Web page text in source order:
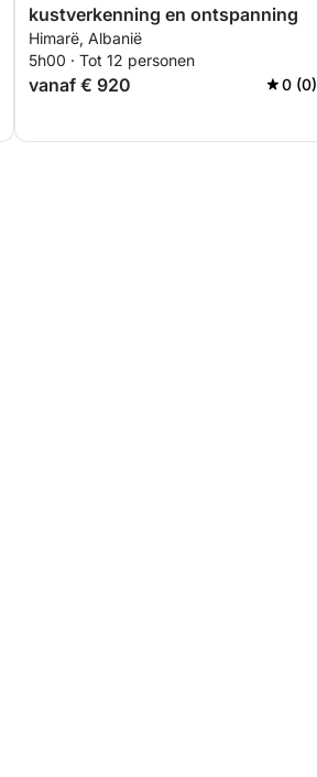
kustverkenning en ontspanning
Himarë, Albanië
5h00 · Tot 12 personen
vanaf € 920 0 (0)